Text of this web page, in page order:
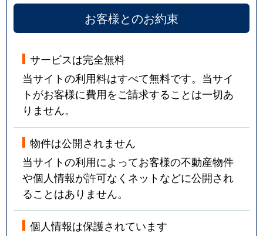
お客様とのお約束
サービスは完全無料
当サイトの利用料はすべて無料です。当サイ
トがお客様に費用をご請求することは一切あ
りません。
物件は公開されません
当サイトの利用によってお客様の不動産物件
や個人情報が許可なくネットなどに公開され
ることはありません。
個人情報は保護されています